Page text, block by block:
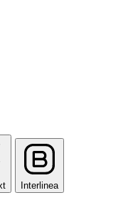
Interlinea